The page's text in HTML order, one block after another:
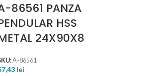
86561 PANZA
HSS
24X90X8
A-86561
lei